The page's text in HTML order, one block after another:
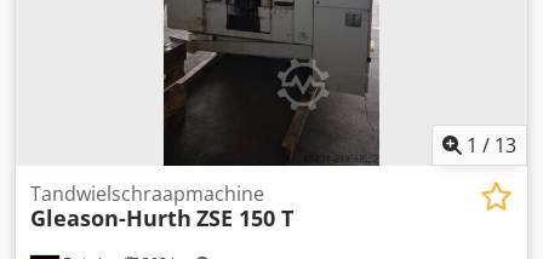
1 / 13
Tandwielschraapmachine
Gleason-Hurth ZSE 150 T